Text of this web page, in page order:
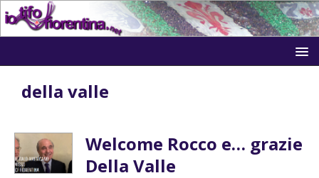
della valle
Welcome Rocco e… grazie
Della Valle